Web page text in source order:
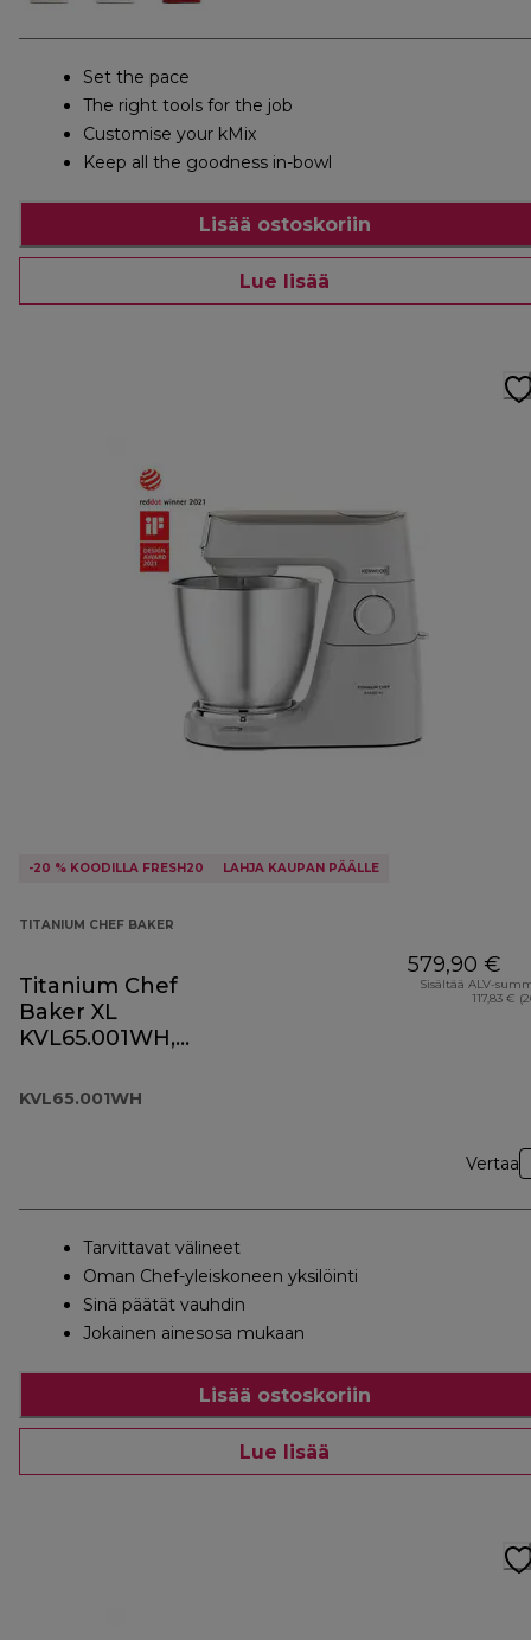
Set the pace
The right tools for the job
Customise your kMix
Keep all the goodness in-bowl
Lisää ostoskoriin
Lue lisää
-20 % KOODILLA FRESH20 LAHJA KAUPAN PÄÄLLE
TITANIUM CHEF BAKER
Titanium Chef
Baker XL
KVL65.001WH,
KVL65.001WH
579,90 €
Sisältää ALV-
117,83 €
Vertaa
Tarvittavat välineet
Oman Chef-yleiskoneen yksilöinti
Sinä päätät vauhdin
Jokainen ainesosa mukaan
Lisää ostoskoriin
Lue lisää